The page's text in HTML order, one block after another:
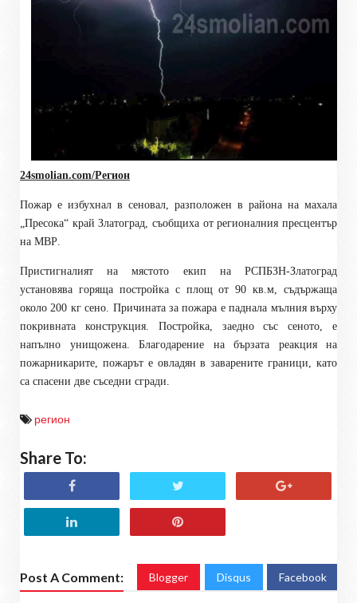
24smolian.com/Регион
Пожар е избухнал в сеновал, разположен в района на махала
Пресока“ крайЗлатоград , съобщиха от регионалния пресцентър
на МВР
Пристигналият на мястото екип на РСПБЗН-Златоград
установява горяща постройка с площ от 90 кв.м, съдържаща
около 200 кг сено. Причината за пожара е паднала мълния върху
покривната конструкция. Постройка, заедно със сеното, е
напълно унищожена. Благодарение на бързата реакция на
пожарникарите, пожарът е овладян в заварените граници, като
са спасени две съседни сгради.
регион
Share To:
Post A Comment: Blogger Disqus Facebook